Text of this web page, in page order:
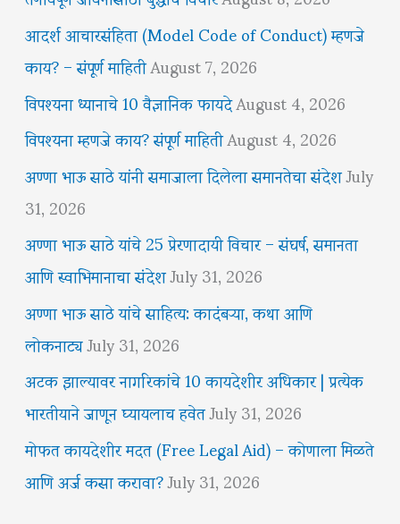
आदर्श आचारसंहिता (Model Code of Conduct) म्हणजे
काय? – संपूर्ण माहितीAugust 7, 2026
विपश्यना ध्यानाचे 10 वैज्ञानिक फायदेAugust 4, 2026
विपश्यना म्हणजे काय? संपूर्ण माहितीAugust 4, 2026
अण्णा भाऊ साठे यांनी समाजाला दिलेला समानतेचा संदेशJuly
31, 2026
अण्णा भाऊ साठे यांचे 25 प्रेरणादायी विचार – संघर्ष, समानता
आणि स्वाभिमानाचा संदेशJuly 31, 2026
अण्णा भाऊ साठे यांचे साहित्य: कादंबऱ्या, कथा आणि
लोकनाट्यJuly 31, 2026
अटक झाल्यावर नागरिकांचे 10 कायदेशीर अधिकार | प्रत्येक
भारतीयाने जाणून घ्यायलाच हवेतJuly 31, 2026
मोफत कायदेशीर मदत (Free Legal Aid) – कोणाला मिळते
आणि अर्ज कसा करावा?July 31, 2026